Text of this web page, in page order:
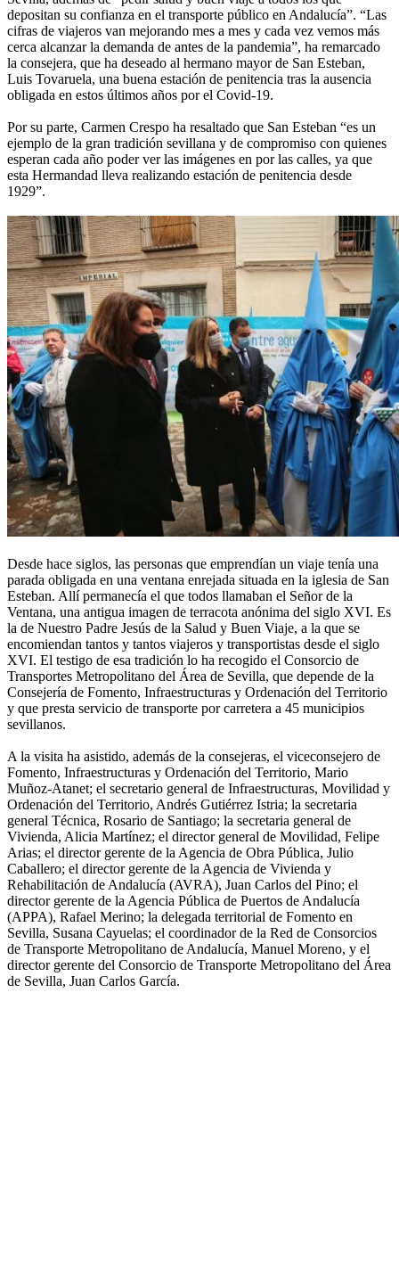
depositan su confianza en el transporte público en Andalucía”. “Las
cifras de viajeros van mejorando mes a mes y cada vez vemos más
cerca alcanzar la demanda de antes de la pandemia”, ha remarcado
la consejera, que ha deseado al hermano mayor de San Esteban,
Luis Tovaruela, una buena estación de penitencia tras la ausencia
obligada en estos últimos años por el Covid-19.
Por su parte, Carmen Crespo ha resaltado que San Esteban “es un
ejemplo de la gran tradición sevillana y de compromiso con quienes
esperan cada año poder ver las imágenes en por las calles, ya que
esta Hermandad lleva realizando estación de penitencia desde
1929”.
Desde hace siglos, las personas que emprendían un viaje tenía una
parada obligada en una ventana enrejada situada en la iglesia de San
Esteban. Allí permanecía el que todos llamaban el Señor de la
Ventana, una antigua imagen de terracota anónima del siglo XVI. Es
la de Nuestro Padre Jesús de la Salud y Buen Viaje, a la que se
encomiendan tantos y tantos viajeros y transportistas desde el siglo
XVI. El testigo de esa tradición lo ha recogido el Consorcio de
Transportes Metropolitano del Área de Sevilla, que depende de la
Consejería de Fomento, Infraestructuras y Ordenación del Territorio
y que presta servicio de transporte por carretera a 45 municipios
sevillanos.
A la visita ha asistido, además de la consejeras, el viceconsejero de
Fomento, Infraestructuras y Ordenación del Territorio, Mario
Muñoz-Atanet; el secretario general de Infraestructuras, Movilidad y
Ordenación del Territorio, Andrés Gutiérrez Istria; la secretaria
general Técnica, Rosario de Santiago; la secretaria general de
Vivienda, Alicia Martínez; el director general de Movilidad, Felipe
Arias; el director gerente de la Agencia de Obra Pública, Julio
Caballero; el director gerente de la Agencia de Vivienda y
Rehabilitación de Andalucía (AVRA), Juan Carlos del Pino; el
director gerente de la Agencia Pública de Puertos de Andalucía
(APPA), Rafael Merino; la delegada territorial de Fomento en
Sevilla, Susana Cayuelas; el coordinador de la Red de Consorcios
de Transporte Metropolitano de Andalucía, Manuel Moreno, y el
director gerente del Consorcio de Transporte Metropolitano del Área
de Sevilla, Juan Carlos García.